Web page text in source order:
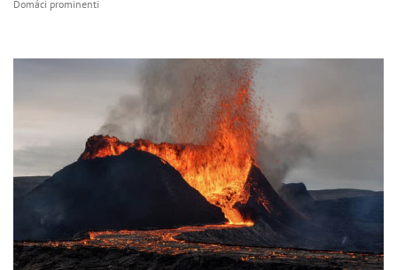
Domáci prominenti